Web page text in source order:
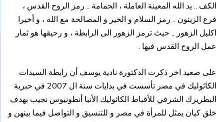
الكف .. يد الله المعينة العاملة ، الحمامة .. رمز الروح القدس ،
فرع الزيتون .. رمز السلام و الخير و المصالحة مع الله ، و أخيرا
اكليل الزهور .. حيث ترمز الزهور الى الرابطة ، و رحيقها هو ثمار
عمل الروح القدس فيها .
على صعيد اخر ذكرت الدكتورة نادية يوسف أن رابطة السيدات
الكاثوليك في مصر تأسست في بدايات سنة ال 2007 في حبرية
البطريرك الشرفي للأقباط الكاثوليك الأنبا أنطونيوس نجيب بهدف
خلق كيان يمثل للمرأة في مصر و للتنسيق و التواصل فيما بينهن و